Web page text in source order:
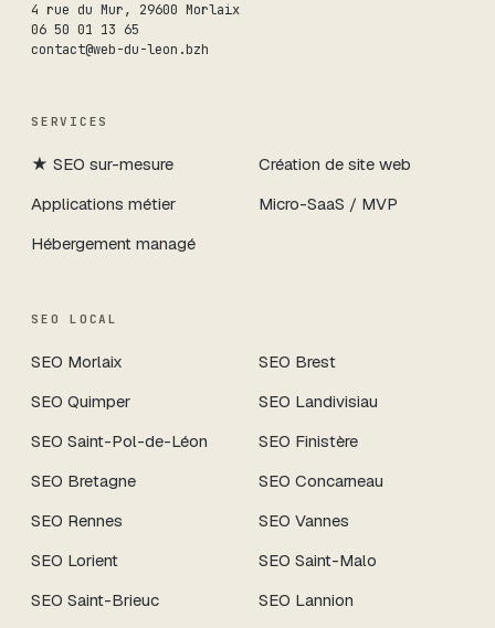
4 rue du Mur, 29600 Morlaix
06 50 01 13 65
contact@web-du-leon.bzh
SERVICES
★ SEO sur-mesure
Création de site web
Applications métier
Micro-SaaS / MVP
Hébergement managé
SEO LOCAL
SEO Morlaix SEO Brest
SEO Quimper SEO Landivisiau
SEO Saint-Pol-de-Léon SEO Finistère
SEO Bretagne SEO Concarneau
SEO Rennes SEO Vannes
SEO Lorient SEO Saint-Malo
SEO Saint-Brieuc SEO Lannion